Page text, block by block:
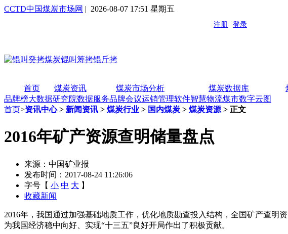
CCTD中国煤炭市场网 | 2026-08-07 17:51 星期五
首页 煤炭资讯 煤炭市场分析 煤炭数据库
品牌榜大数据研究院数据服务品牌会议运销管理软件智慧物流煤市数字云图
首页>资讯中心> 新闻资讯 > 煤炭行业 > 国内煤炭 > 煤炭资源 > 正文
2016年矿产资源查明储量盘点
来源：中国矿业报
发布时间：2017-08-24 11:26:06
字号【 小 中 大 】
收藏新闻
2016年，我国通过加强基础地质工作，优化地质勘查投入结构，全国矿产查明
为我国经济稳中向好、实现“十三五”良好开局作出了积极贡献。